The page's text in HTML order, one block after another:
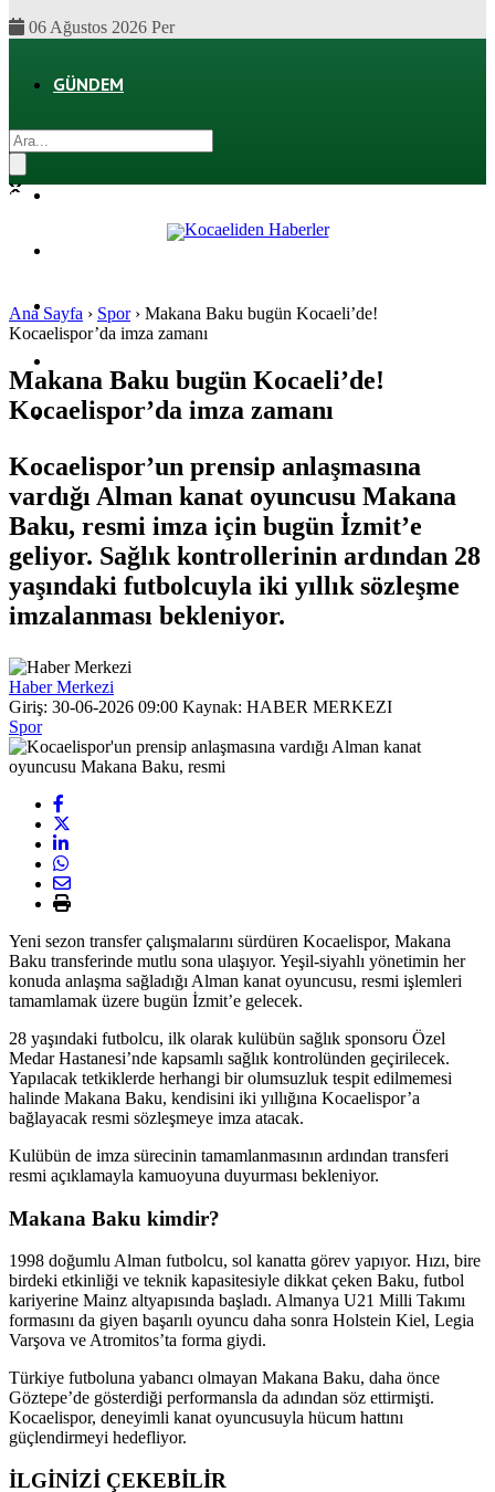
06 Ağustos 2026 Per
GÜNDEM
SPOR
SAĞLIK
Ana Sayfa › Spor› Makana Baku bugün Kocaeli’de!
Kocaelispor’da imza zamanı
Makana Baku bugün Kocaeli’de!
Kocaelispor’da imza zamanı
Kocaelispor’un prensip anlaşmasına
vardığı Alman kanat oyuncusu Makana
Baku, resmi imza için bugün İzmit’e
geliyor. Sağlık kontrollerinin ardından 28
yaşındaki futbolcuyla iki yıllık sözleşme
imzalanması bekleniyor.
Haber Merkezi
Giriş: 30-06-2026 09:00 Kaynak: HABER MERKEZI
Spor
Yeni sezon transfer çalışmalarını sürdüren Kocaelispor, Makana
Baku transferinde mutlu sona ulaşıyor. Yeşil-siyahlı yönetimin her
konuda anlaşma sağladığı Alman kanat oyuncusu, resmi işlemleri
tamamlamak üzere bugün İzmit’e gelecek.
28 yaşındaki futbolcu, ilk olarak kulübün sağlık sponsoru Özel
Medar Hastanesi’nde kapsamlı sağlık kontrolünden geçirilecek.
Yapılacak tetkiklerde herhangi bir olumsuzluk tespit edilmemesi
halinde Makana Baku, kendisini iki yıllığına Kocaelispor’a
bağlayacak resmi sözleşmeye imza atacak.
Kulübün de imza sürecinin tamamlanmasının ardından transferi
resmi açıklamayla kamuoyuna duyurması bekleniyor.
Makana Baku kimdir?
1998 doğumlu Alman futbolcu, sol kanatta görev yapıyor. Hızı, bire
birdeki etkinliği ve teknik kapasitesiyle dikkat çeken Baku, futbol
kariyerine Mainz altyapısında başladı. Almanya U21 Milli Takımı
formasını da giyen başarılı oyuncu daha sonra Holstein Kiel, Legia
Varşova ve Atromitos’ta forma giydi.
Türkiye futboluna yabancı olmayan Makana Baku, daha önce
Göztepe’de gösterdiği performansla da adından söz ettirmişti.
Kocaelispor, deneyimli kanat oyuncusuyla hücum hattını
güçlendirmeyi hedefliyor.
İLGİNİZİ ÇEKEBİLİR